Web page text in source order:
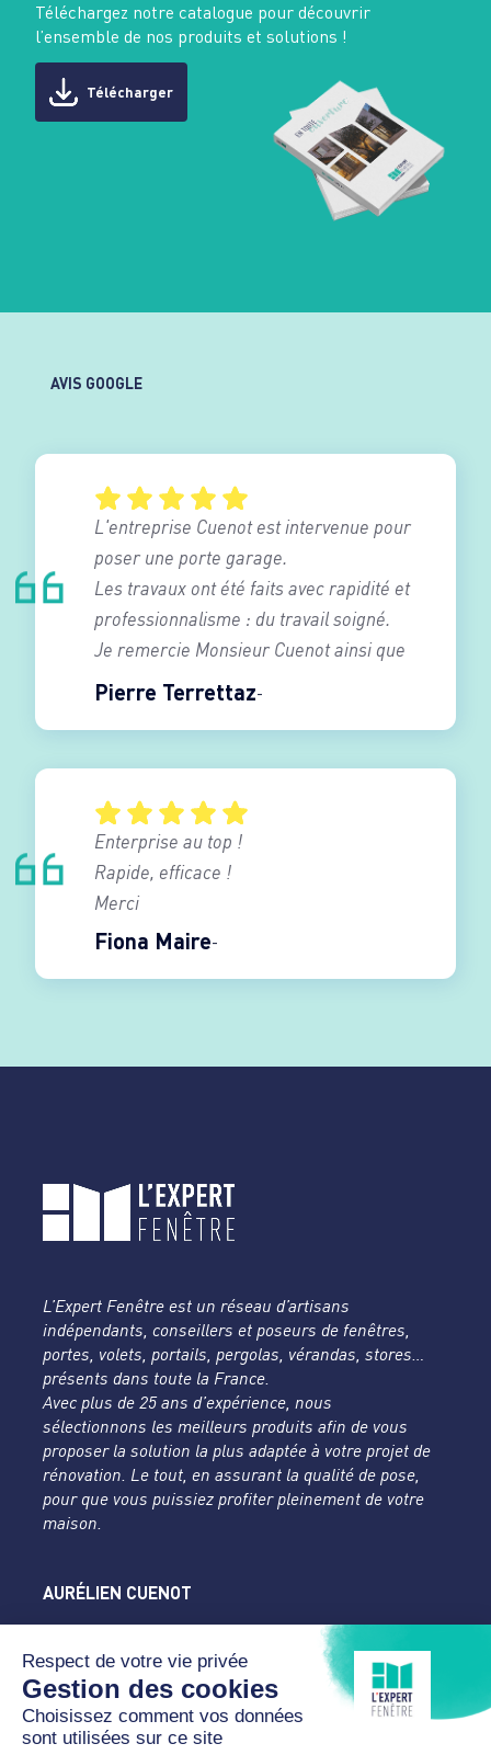
Téléchargez notre catalogue pour découvrir
l’ensemble de nos produits et solutions !
Télécharger
AVIS GOOGLE
Pierre Terrettaz
L'entreprise Cuenot est intervenue pour
poser une porte garage.
Les travaux ont été faits avec rapidité et
professionnalisme : du travail soigné.
Je remercie Monsieur Cuenot ainsi que
son équipe de poseur .
Fiona Maire
Enterprise au top !
Rapide, efficace !
Merci
L’Expert Fenêtre est un réseau d’artisans
indépendants, conseillers et poseurs de fenêtres,
portes, volets, portails, pergolas, vérandas, stores…
présents dans toute la France.
Avec plus de 25 ans d’expérience, nous
sélectionnons les meilleurs produits afin de vous
proposer la solution la plus adaptée à votre projet de
rénovation. Le tout, en assurant la qualité de pose,
pour que vous puissiez profiter pleinement de votre
maison.
AURÉLIEN CUENOT
Doubs
31 rue des Tilleuls
25450 DAMPRICHARD